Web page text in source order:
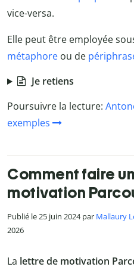
vice-versa.
Elle peut être employée
métaphore ou de
Je retiens
Poursuivre la lecture:
exemples
Comment faire
motivation
Publié le 25 juin 2024 par Mallaury
2026
La lettre de motivation